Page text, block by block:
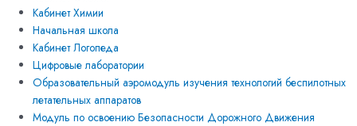
Кабинет Химии
Начальная школа
Кабинет Логопеда
Цифровые лаборатории
Образовательный аэромодуль изучения технологий беспилотных
летательных аппаратов
Модуль по освоению Безопасности Дорожного Движения